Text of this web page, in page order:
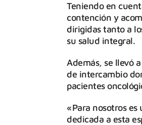
Teniendo en
contención y
dirigidas tanto a
su salud integral.
Además, se llevó
de intercambio
pacientes
«Para nosotros
dedicada a esta